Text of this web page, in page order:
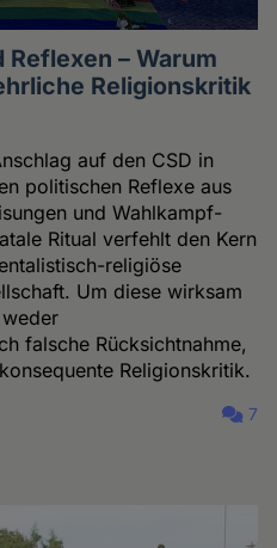
– Warum
Religionskritik
auf den CSD in
politischen Reflexe aus
und Wahlkampf-
Ritual verfehlt den Kern
religiöse
Um diese wirksam
falsche Rücksichtnahme,
Religionskritik.
7